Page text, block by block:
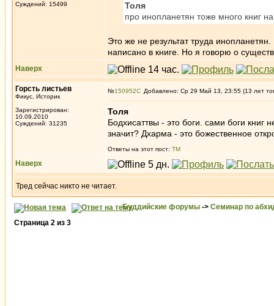
Суждений: 15499
Толя
про инопланетян тоже много книг
Это же не результат труда
написано в книге. Но я говорю о
Наверх
Горсть листьев
Фикус, Историк
Зарегистрирован:
10.09.2010
Суждений: 31235
№150952 Добавлено: Ср 29 Май 13, 23:55 (13 лет
Толя
Бодхисаттвы - это боги. сами боги книг
значит? Дхарма - это божественное
Ответы на этот пост: ТМ
Наверх
Тред сейчас никто не читает.
Буддийские форумы -> Семинар по
Страница 2 из 3